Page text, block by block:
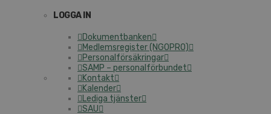
LOGGA IN
Dokumentbanken
Medlemsregister (NGOPRO)
Personalförsäkringar
SAMP – personalförbundet
Kontakt
Kalender
Lediga tjänster
SAU